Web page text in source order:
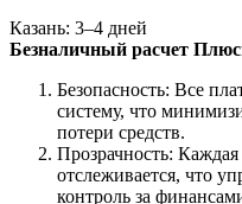
Казань: 3–4 дней
Безналичный расчет
Безопасность: Все
систему, что
потери средств.
Прозрачность:
отслеживается, что
контроль за